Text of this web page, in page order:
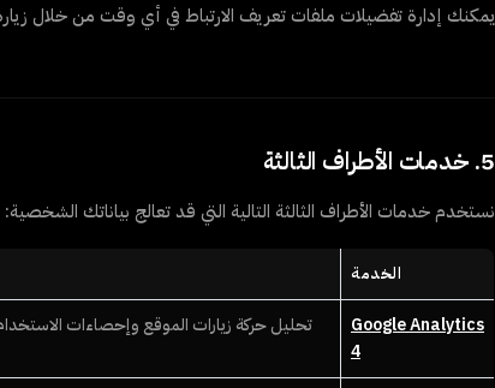
يمكنك إدارة تفضيلات ملفات تعريف الارتباط في أي وقت من خلال
5. خدمات الأطراف الثالثة
نستخدم خدمات الأطراف الثالثة التالية التي قد تعالج بياناتك الشخصية:
الخدمة
Google Analytics
4
تحليل حركة زيارات الموقع وإحصاءات